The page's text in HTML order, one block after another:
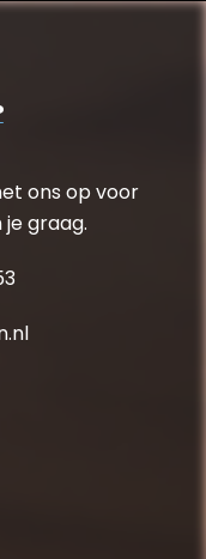
ons op voor
je graag.